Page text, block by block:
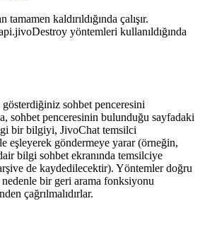
kaldırıldığında çalışır.
yöntemleri kullanıldığında
sohbet penceresini
sohbet penceresinin bulunduğu sayfadaki
bir bilgiyi, JivoChat temsilci
eşleyerek göndermeye yarar (örneğin,
bilgi sohbet ekranında temsilciye
de kaydedilecektir). Yöntemler doğru
nedenle bir geri arama fonksiyonu
çağrılmalıdırlar.